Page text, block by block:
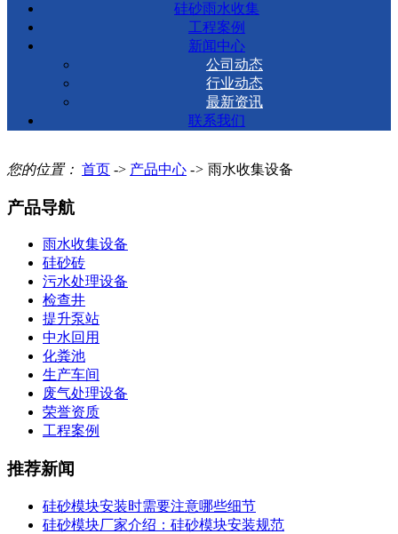
硅砂雨水收集
工程案例
新闻中心
公司动态
行业动态
最新资讯
联系我们
您的位置： 首页 -> 产品中心 -> 雨水收集设备
产品导航
雨水收集设备
硅砂砖
污水处理设备
检查井
提升泵站
中水回用
化粪池
生产车间
废气处理设备
荣誉资质
工程案例
推荐新闻
硅砂模块安装时需要注意哪些细节
硅砂模块厂家介绍：硅砂模块安装规范